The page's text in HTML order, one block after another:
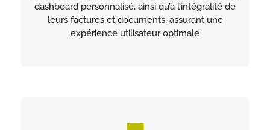
dashboard personnalisé, ainsi qu’à l’intégralité de
leurs factures et documents, assurant une
expérience utilisateur optimale